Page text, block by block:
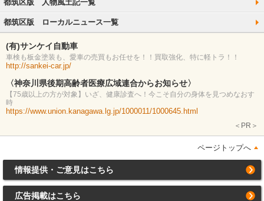
都筑区版 人物風土記一覧
都筑区版 ローカルニュース一覧
(有)サンケイ自動車
車検も板金塗装も、愛車の売買もお任せを！！買取強化、特に軽トラ！！
http://sankei-car.jp/
〈神奈川県後期高齢者医療広域連合からお知らせ〉
【75歳以上の方が対象】いざ、健康診査へ！今こそ自分の身体を見つめなおす
時
https://www.union.kanagawa.lg.jp/1000011/1000645.html
＜PR＞
ページトップへ
情報提供・ご意見はこちら
広告掲載はこちら